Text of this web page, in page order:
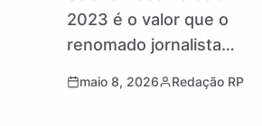
2023 é o valor que o
renomado jornalista
trabalho, uma curiosidade
maio 8, 2026 Redação RP